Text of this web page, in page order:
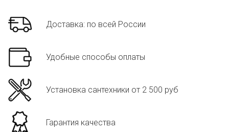
Доставка: по всей России
Удобные способы оплаты
Установка сантехники от 2 500 руб
Гарантия качества